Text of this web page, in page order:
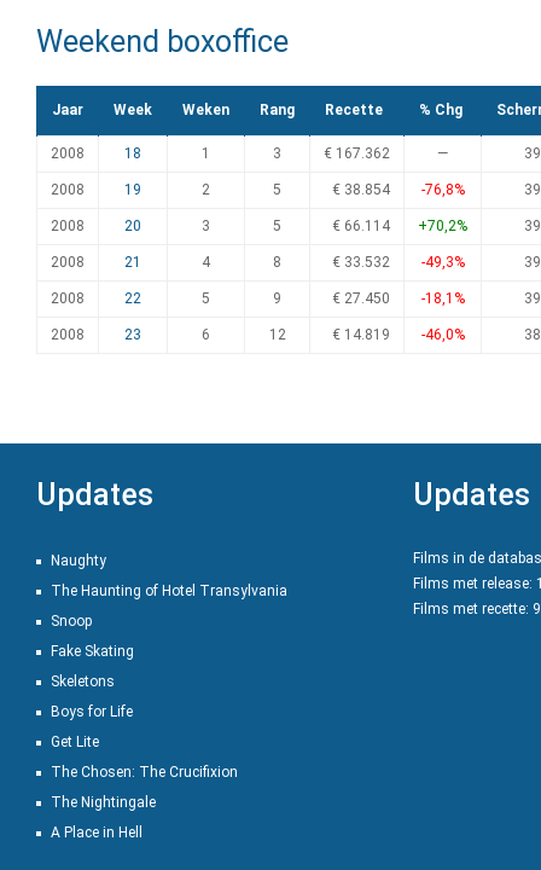
Weekend boxoffice
Jaar Week Weken Rang Recette % Chg
2008 18 1 3 € 167.362 — 39
2008 19 2 5 € 38.854 -76,8% 39
2008 20 3 5 € 66.114 +70,2% 39
2008 21 4 8 € 33.532 -49,3% 39
2008 22 5 9 € 27.450 -18,1% 39
2008 23 6 12 € 14.819 -46,0% 38
Updates
Naughty
The Haunting of Hotel Transylvania
Snoop
Fake Skating
Skeletons
Boys for Life
Get Lite
The Chosen: The Crucifixion
The Nightingale
A Place in Hell
Updates
Films in de
Films met release:
Films met recette: